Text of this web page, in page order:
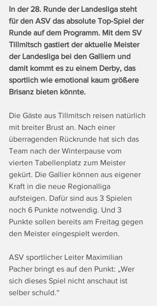
In der 28. Runde der Landesliga steht
für den ASV das absolute Top-Spiel der
Runde auf dem Programm. Mit dem SV
Tillmitsch gastiert der aktuelle Meister
der Landesliga bei den Galliern und
damit kommt es zu einem Derby, das
sportlich wie emotional kaum größere
Brisanz bieten könnte.
Die Gäste aus Tillmitsch reisen natürlich
mit breiter Brust an. Nach einer
überragenden Rückrunde hat sich das
Team nach der Winterpause vom
vierten Tabellenplatz zum Meister
gekürt. Die Gallier können aus eigener
Kraft in die neue Regionalliga
aufsteigen. Dafür sind aus 3 Spielen
noch 6 Punkte notwendig. Und 3
Punkte sollen bereits am Freitag gegen
den Meister eingespielt werden.
ASV sportlicher Leiter Maximilian
Pacher bringt es auf den Punkt: „Wer
sich dieses Spiel nicht anschaut ist
selber schuld.“